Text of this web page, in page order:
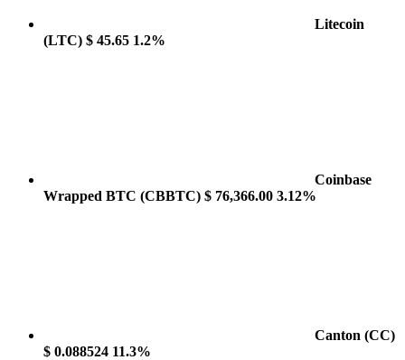
Litecoin
(LTC) $ 45.65 1.2%
Coinbase
Wrapped BTC (CBBTC) $ 76,366.00 3.12%
Canton (CC)
$ 0.088524 11.3%